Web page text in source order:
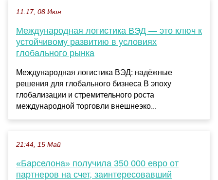
11:17, 08 Июн
Международная логистика ВЭД — это ключ к
устойчивому развитию в условиях
глобального рынка
Международная логистика ВЭД: надёжные
решения для глобального бизнеса В эпоху
глобализации и стремительного роста
международной торговли внешнеэко...
21:44, 15 Май
«Барселона» получила 350 000 евро от
партнеров на счет, заинтересовавший